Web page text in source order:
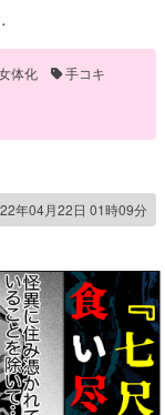
体化
手コキ
年04月22日 01時09分